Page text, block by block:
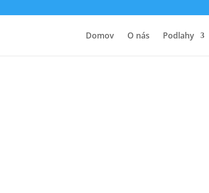
Domov O nás Podlahy